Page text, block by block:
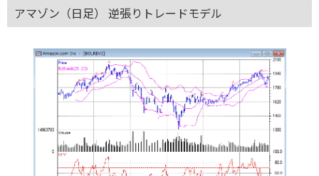
アマゾン（日足） 逆張りトレードモデル